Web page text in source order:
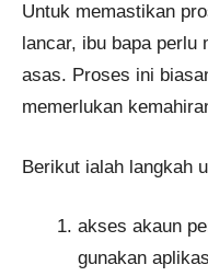
Untuk memastikan
lancar, ibu bapa perlu
asas. Proses ini
memerlukan
Berikut ialah langkah
akses akaun
gunakan